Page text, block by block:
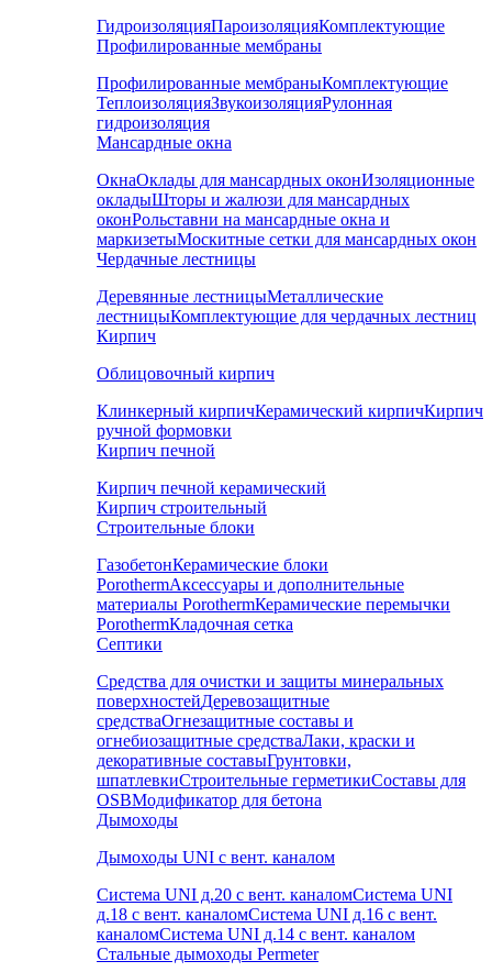
ГидроизоляцияПароизоляцияКомплектующие
Профилированные мембраны
Профилированные мембраныКомплектующие
ТеплоизоляцияЗвукоизоляцияРулонная
гидроизоляция
Мансардные окна
ОкнаОклады для мансардных оконИзоляционные
окладыШторы и жалюзи для мансардных
оконРольставни на мансардные окна и
маркизетыМоскитные сетки для мансардных окон
Чердачные лестницы
Деревянные лестницыМеталлические
лестницыКомплектующие для чердачных лестниц
Кирпич
Облицовочный кирпич
Клинкерный кирпичКерамический кирпичКирпич
ручной формовки
Кирпич печной
Кирпич печной керамический
Кирпич строительный
Строительные блоки
ГазобетонКерамические блоки
PorothermАксессуары и дополнительные
материалы PorothermКерамические перемычки
PorothermКладочная сетка
Септики
Средства для очистки и защиты минеральных
поверхностейДеревозащитные
средстваОгнезащитные составы и
огнебиозащитные средстваЛаки, краски и
декоративные составыГрунтовки,
шпатлевкиСтроительные герметикиСоставы для
OSBМодификатор для бетона
Дымоходы
Дымоходы UNI с вент. каналом
Система UNI д.20 с вент. каналомСистема UNI
д.18 с вент. каналомСистема UNI д.16 с вент.
каналомСистема UNI д.14 с вент. каналом
Стальные дымоходы Permeter